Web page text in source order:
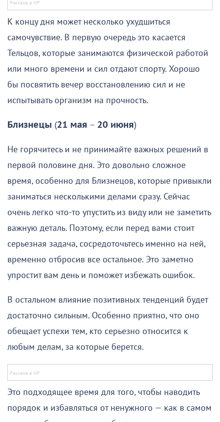
К концу дня может несколько ухудшиться
самочувствие. В первую очередь это касается
Тельцов, которые занимаются физической работой
или много времени и сил отдают спорту. Хорошо
бы посвятить вечер восстановлению сил и не
испытывать организм на прочность.
Близнецы (21 мая – 20 июня)
Не горячитесь и не принимайте важных решений в
первой половине дня. Это довольно сложное
время, особенно для Близнецов, которые привыкли
заниматься несколькими делами сразу. Сейчас
очень легко что-то упустить из виду или не заметить
важную деталь. Поэтому, если перед вами стоит
серьезная задача, сосредоточьтесь именно на ней,
временно отбросив все остальное. Это заметно
упростит вам день и поможет избежать ошибок.
В остальном влияние позитивных тенденций будет
достаточно сильным. Особенно приятно, что оно
обещает успехи тем, кто серьезно относится к
любым делам, за которые берется.
Это подходящее время для того, чтобы наводить
порядок и избавляться от ненужного — как в самом